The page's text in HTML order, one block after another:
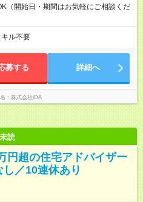
（開始日・期間はお気軽にご相談くだ
ル不要
募する 詳細へ
株式会社iDA
未読
円超の住宅アドバイザー
／10連休あり